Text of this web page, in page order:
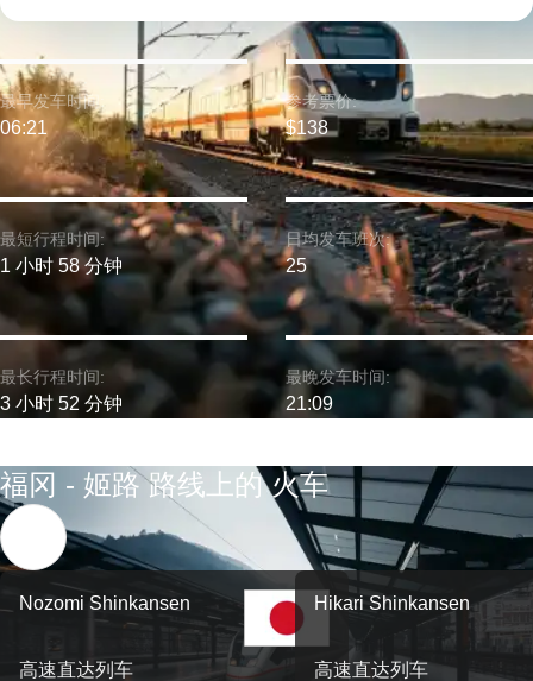
最短行程时间:
1 小时 58 分钟
最早发车时间:
06:21
最长行程时间:
3 小时 52 分钟
参考票价:
$138
日均发车班次:
25
最晚发车时间:
21:09
福冈 - 姬路 路线上的 火车
Nozomi Shinkansen
高速直达列车
Hikari Shinkansen
高速直达列车